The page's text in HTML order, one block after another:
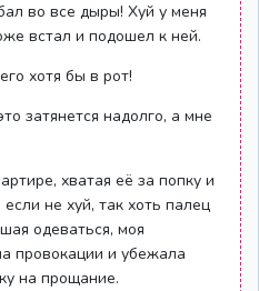
во все дыры! Хуй у меня
встал и подошел к ней.
хотя бы в рот!
затянется надолго, а мне
хватая её за попку и
не хуй, так хоть палец
одеваться, моя
провокации и убежала
на прощание.